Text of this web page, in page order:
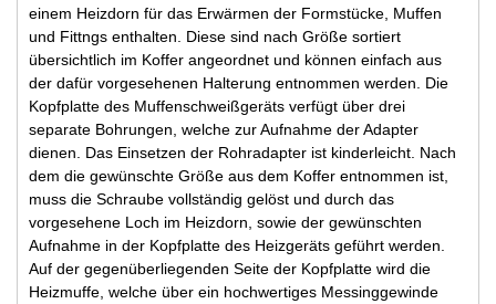
einem Heizdorn für das Erwärmen der Formstücke, Muffen
und Fittngs enthalten. Diese sind nach Größe sortiert
übersichtlich im Koffer angeordnet und können einfach aus
der dafür vorgesehenen Halterung entnommen werden. Die
Kopfplatte des Muffenschweißgeräts verfügt über drei
separate Bohrungen, welche zur Aufnahme der Adapter
dienen. Das Einsetzen der Rohradapter ist kinderleicht. Nach
dem die gewünschte Größe aus dem Koffer entnommen ist,
muss die Schraube vollständig gelöst und durch das
vorgesehene Loch im Heizdorn, sowie der gewünschten
Aufnahme in der Kopfplatte des Heizgeräts geführt werden.
Auf der gegenüberliegenden Seite der Kopfplatte wird die
Heizmuffe, welche über ein hochwertiges Messinggewinde